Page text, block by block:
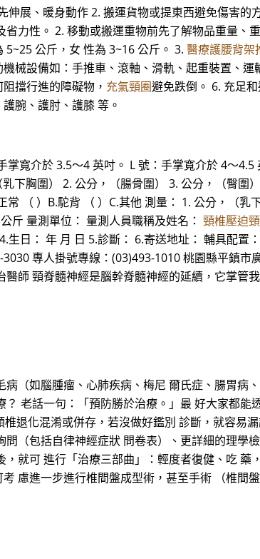
伸展、暖身動作 2. 搬運貨物或提東西避免傷害的
力性。 2. 移動或搬運重物前先了解物品重量
公斤，女 性為 3~16 公斤。 3. 醫療護腰背架
械設備如：手推車、滾軸、滑軌、起重裝置、
擋行進的障礙物， 充氣頸圈避免跌倒。 6. 充足
腕、護肘、護膝 等。
掌寬介於 3.5～4 英吋。 L 號：手掌寬介於 4～
下胸圍） 2. 公分，（腸骨圍） 3. 公分，（臀
常 （ ）B.駝背 （ ）C.其他 測量： 1. 公分，（
斤 量測單位： 量測人員職稱及姓名： 頸椎壓迫
生日： 年 月 日 5.診斷： 6.寄送地址： 輔具配
專人掛號專線：(03)493-1010 桃園縣平鎮市
師 頸脊髓神經是腦幹脊髓神經的延續，它掌管
（如腦腫瘤、心肺疾病、梅尼 爾氏症、腸胃
？ 老話一句：「預防勝於治療。」最 好大家都
椎退化混淆或併存，若沒做好鑑別 診斷，就容易
（包括自律神經症狀 問卷表）、更詳細的理學
就可 進行「治療三部曲」：輕度者復健、吃
慮進一步進行椎間盤成型術，甚至手術 （椎間